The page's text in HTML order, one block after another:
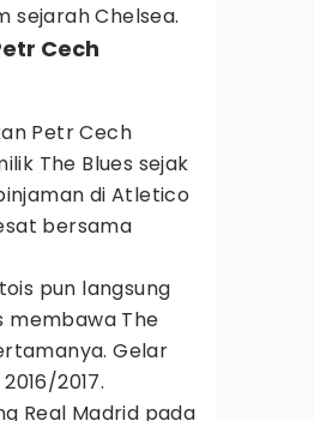
sejarah Chelsea.
Cech
Petr Cech
The Blues sejak
di Atletico
bersama
pun langsung
membawa The
Gelar
2017.
Real Madrid pada